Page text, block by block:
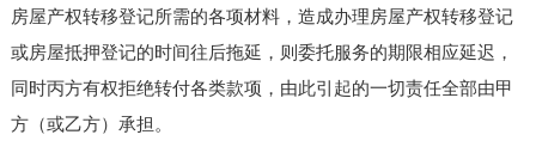
房屋产权转移登记所需的各项材料，造成办理房屋产权转移登记
或房屋抵押登记的时间往后拖延，则委托服务的期限相应延迟，
同时丙方有权拒绝转付各类款项，由此引起的一切责任全部由甲
方（或乙方）承担。